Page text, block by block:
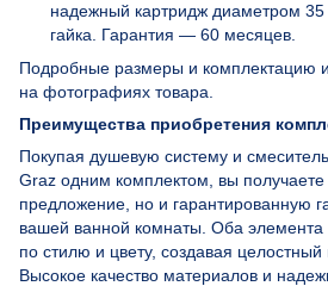
надежный картридж диаметром
гайка. Гарантия — 60 месяцев.
Подробные размеры и комплектацию
на фотографиях товара.
Преимущества приобретения
Покупая душевую систему и
Graz одним комплектом, вы получаете
предложение, но и гарантированную
вашей ванной комнаты. Оба элемента
по стилю и цвету, создавая целостный
Высокое качество материалов и